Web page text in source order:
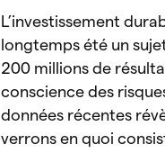
L’investissement
longtemps été un
200 millions de
conscience des
données récentes
verrons en quoi